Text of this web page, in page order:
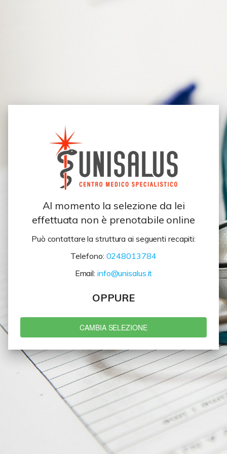
Al momento la selezione da lei
effettuata non è prenotabile online
Può contattare la struttura ai seguenti recapiti:
Telefono: 0248013784
Email: info@unisalus.it
OPPURE
CAMBIA SELEZIONE